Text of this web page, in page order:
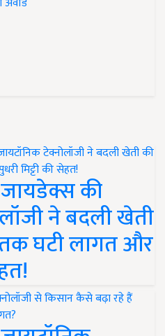
की
ने बदली खेती
घटी लागत और